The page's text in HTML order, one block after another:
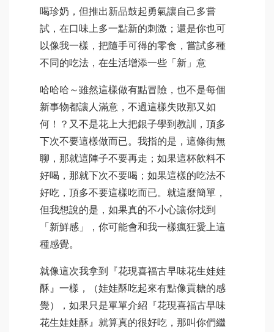
喝珍奶，但推出新品鼓起勇氣讓自己多嘗
試，在口味上多一點新的刺激；還是你也可
以像我一樣，把隨手可得的零食，嘗試多種
不同的吃法，在生活增添一些「新」意
哈哈哈～雖然這樣做有點冒險，也不是每個
新事物都讓人滿意，不過這樣失敗那又如
何！？又不是花上大把銀子學到教訓，頂多
下次不要這樣做而已。我指的是，這條街無
聊，那就這陣子不要再走；如果這杯飲料不
好喝，那就下次不要喝；如果這樣的吃法不
好吃，頂多不要這樣吃而已。就這麼簡單，
但我想說的是，如果真的不小心讓你找到
「新鮮感」，你可能會和我一樣瘋狂愛上這
種感覺。
就像這次我拿到『花現喜福古早味花生娃娃
酥』一樣，（娃娃酥吃起來有點像貢糖的感
覺），如果只是單單介紹『花現喜福古早味
花生娃娃酥』就算真的很好吃，那叫你們繼